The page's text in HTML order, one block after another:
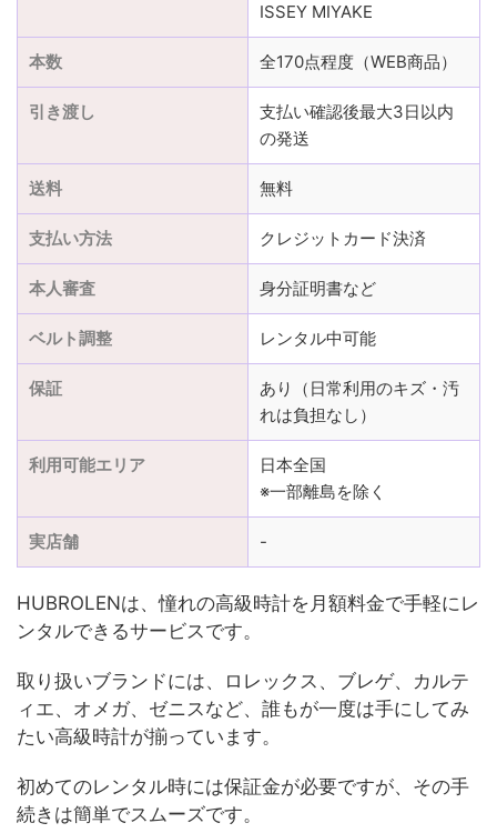
ISSEY MIYAKE
本数 全170点程度（WEB商品）
引き渡し
支払い確認後最大3日以内
の発送
送料 無料
支払い方法 クレジットカード決済
本人審査 身分証明書など
ベルト調整 レンタル中可能
保証
あり（日常利用のキズ・汚
れは負担なし）
利用可能エリア
日本全国
※一部離島を除く
実店舗 -
HUBROLENは、憧れの高級時計を月額料金で手軽にレ
ンタルできるサービスです。
取り扱いブランドには、ロレックス、ブレゲ、カルテ
ィエ、オメガ、ゼニスなど、誰もが一度は手にしてみ
たい高級時計が揃っています。
初めてのレンタル時には保証金が必要ですが、その手
続きは簡単でスムーズです。